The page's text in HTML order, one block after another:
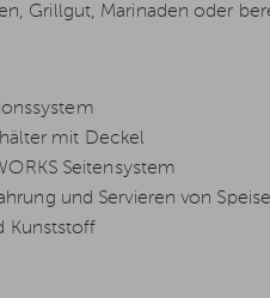
Grillgut, Marinaden oder
mit Deckel
Seitensystem
und Servieren von
Kunststoff